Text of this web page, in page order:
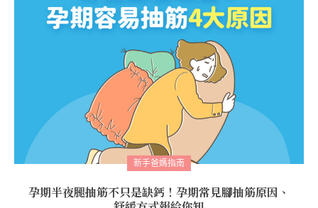
新手爸媽指南
孕期半夜腿抽筋不只是缺鈣！孕期常見腳抽筋原因、